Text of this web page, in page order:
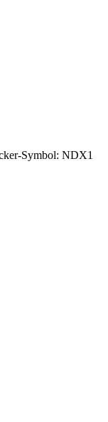
Symbol: NDX1